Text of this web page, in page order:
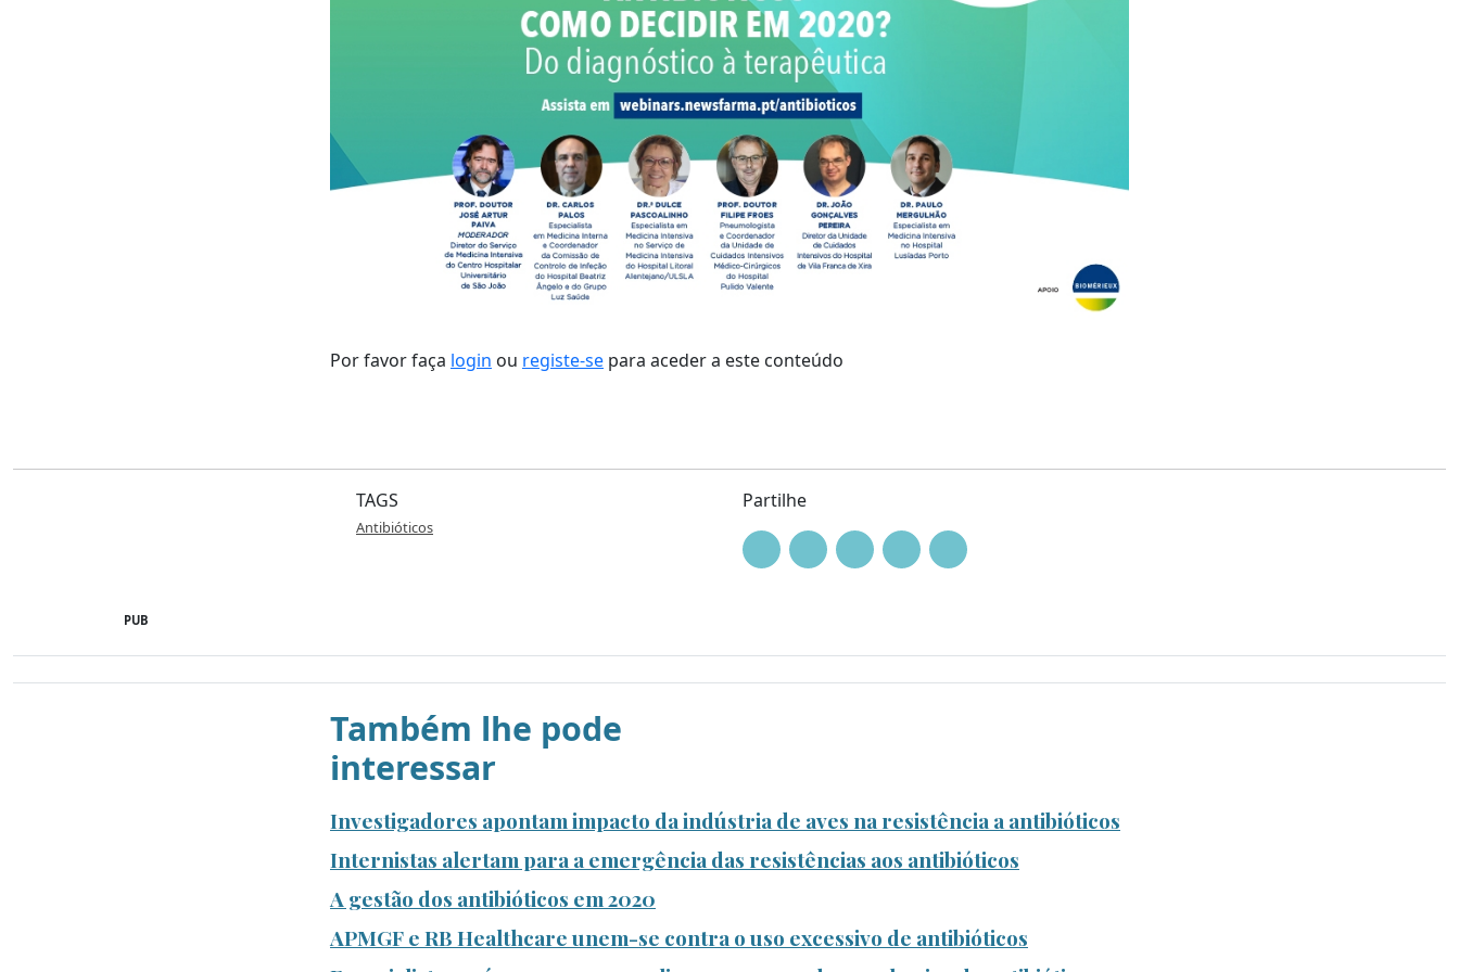
Por favor faça login ou registe-se para aceder a este conteúdo
TAGS
Antibióticos
Partilhe
PUB
Também lhe pode
interessar
Investigadores apontam impacto da indústria de aves na resistência a antibióticos
Internistas alertam para a emergência das resistências aos antibióticos
A gestão dos antibióticos em 2020
APMGF e RB Healthcare unem-se contra o uso excessivo de antibióticos